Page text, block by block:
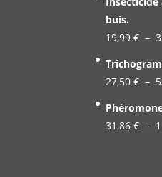
buis.
19,99€ –
27,50€ –
31,86€ –